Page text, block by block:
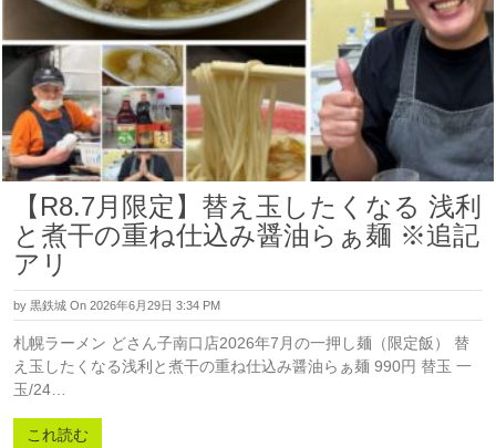
【R8.7月限定】替え玉したくなる 浅利
と煮干の重ね仕込み醤油らぁ麺 ※追記
アリ
by 黒鉄城 On 2026年6月29日 3:34 PM
札幌ラーメン どさん子南口店2026年7月の一押し麺（限定飯） 替
え玉したくなる浅利と煮干の重ね仕込み醤油らぁ麺 990円 替玉 一
玉/24…
これ読む